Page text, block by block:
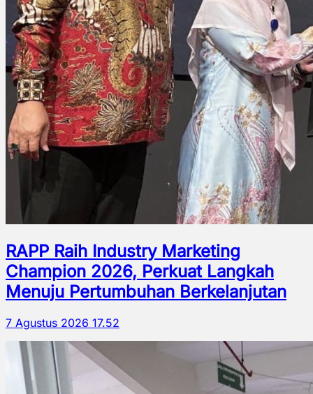
RAPP Raih Industry Marketing
Champion 2026, Perkuat Langkah
Menuju Pertumbuhan Berkelanjutan
7 Agustus 2026 17.52